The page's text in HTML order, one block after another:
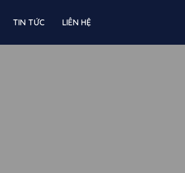
TIN TỨC LIÊN HỆ